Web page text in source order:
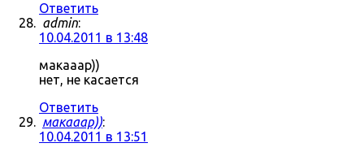
Ответить
admin:
10.04.2011 в 13:48
макааар))
нет, не касается
Ответить
макааар)):
10.04.2011 в 13:51